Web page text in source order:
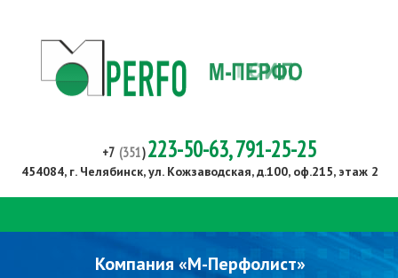
+7 (351) 223-50-63, 791-25-25
454084, г. Челябинск, ул. Кожзаводская, д.100, оф.215, этаж 2
Компания «М-Перфолист»